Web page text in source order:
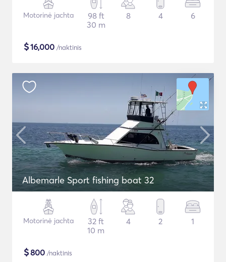
Motorinė jachta
98 ft
30 m
8 4 6
$16,000 /naktinis
Albemarle Sport fishing boat 32
Motorinė jachta
32 ft
10 m
4 2 1
$800 /naktinis